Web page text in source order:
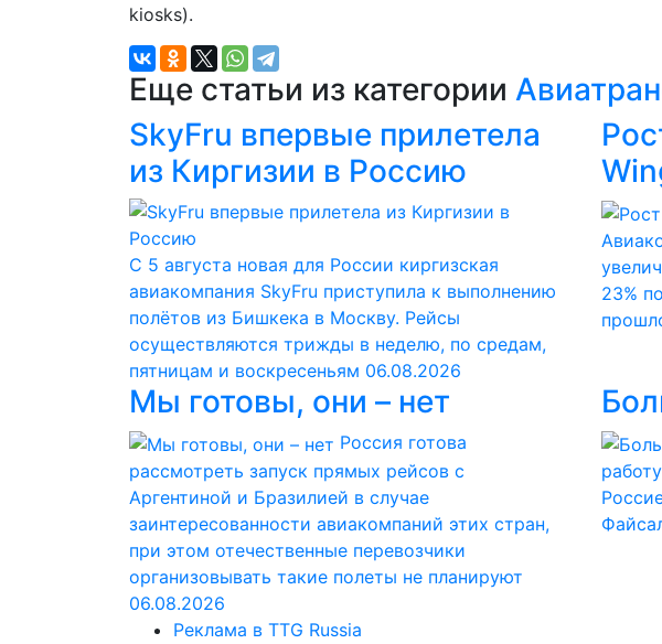
kiosks).
Еще статьи из категории
SkyFru впервые прилетела
из Киргизии в Россию
С 5 августа новая для России киргизская
авиакомпания SkyFru приступила к выполнению
полётов из Бишкека в Москву. Рейсы
осуществляются трижды в неделю, по средам,
пятницам и воскресеньям 06.08.2026
23%
Мы готовы, они – нет
Россия готова
рассмотреть запуск прямых рейсов с
Аргентиной и Бразилией в случае
заинтересованности авиакомпаний этих стран,
при этом отечественные перевозчики
организовывать такие полеты не планируют
06.08.2026
Реклама в TTG Russia